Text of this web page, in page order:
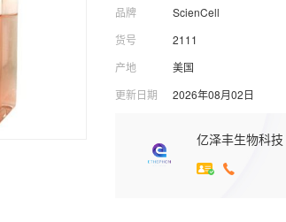
品牌
ScienCell
货号
2111
产地
美国
更新日期
2026年08月02日
亿泽丰生物科